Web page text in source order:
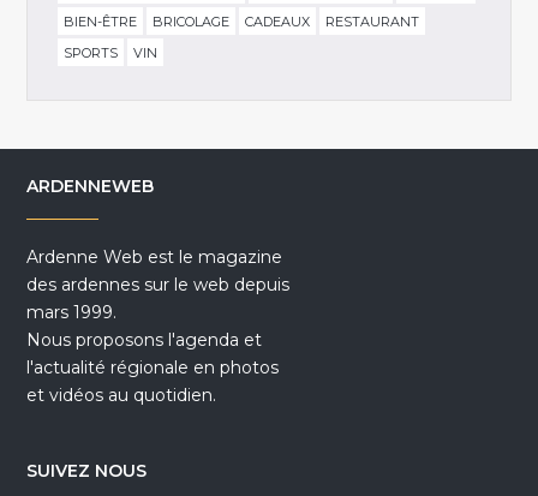
BIEN-ÊTRE
BRICOLAGE CADEAUX
RESTAURANT
SPORTS
VIN
ARDENNEWEB
Ardenne Web est le magazine
des ardennes sur le web depuis
mars 1999.
Nous proposons l'agenda et
l'actualité régionale en photos
et vidéos au quotidien.
SUIVEZ NOUS